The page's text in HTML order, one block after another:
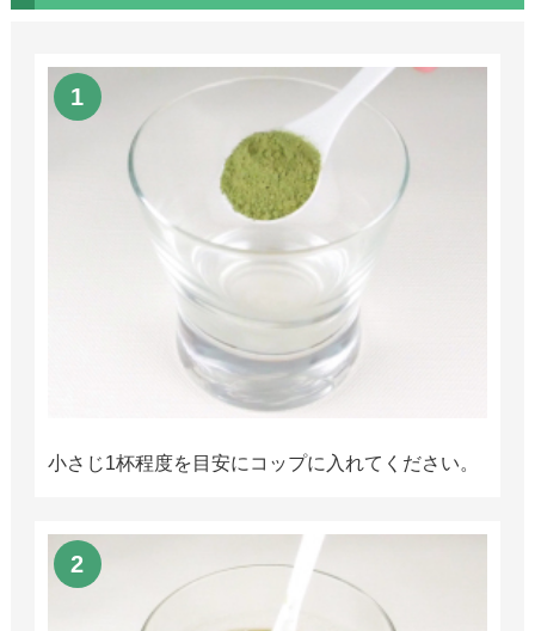
小さじ1杯程度を目安にコップに入れてください。